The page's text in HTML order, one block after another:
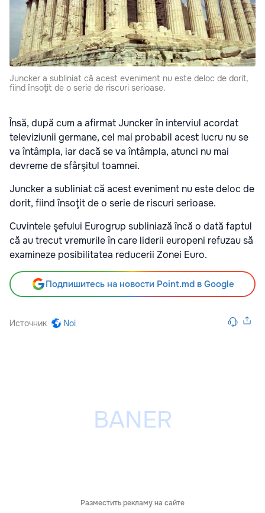
Juncker a subliniat că acest eveniment nu este deloc de dorit,
fiind însoţit de o serie de riscuri serioase.
Însă, după cum a afirmat Juncker în interviul acordat
televiziunii germane, cel mai probabil acest lucru nu se
va întâmpla, iar dacă se va întâmpla, atunci nu mai
devreme de sfârşitul toamnei.
Juncker a subliniat că acest eveniment nu este deloc de
dorit, fiind însoţit de o serie de riscuri serioase.
Cuvintele şefului Eurogrup subliniază încă o dată faptul
că au trecut vremurile în care liderii europeni refuzau să
examineze posibilitatea reducerii Zonei Euro.
Подпишитесь на новости Point.md в Google
Источник Noi
Разместить рекламу на сайте